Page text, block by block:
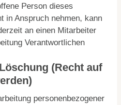
Person dieses
in Anspruch nehmen, kann
an einen Mitarbeiter
Verantwortlichen
(Recht auf
personenbezogener